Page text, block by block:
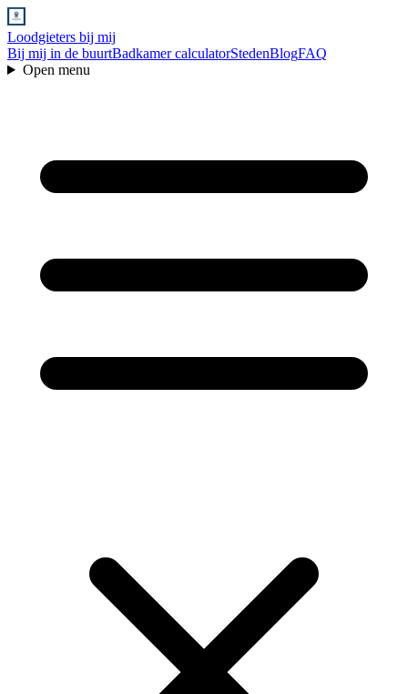
Loodgieters bij mij
Bij mij in de buurtBadkamer calculatorStedenBlogFAQ
Open menu